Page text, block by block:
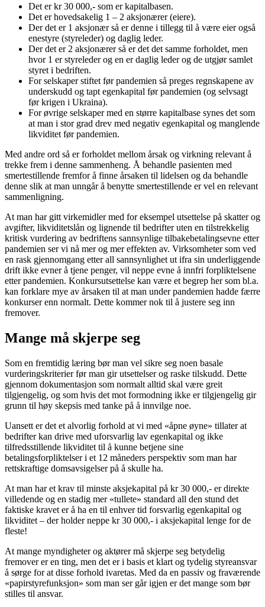
Det er kr 30 000,- som er kapitalbasen.
Det er hovedsakelig 1 – 2 aksjonærer (eiere).
Der det er 1 aksjonær så er denne i tillegg til å være eier også
enestyre (styreleder) og daglig leder.
Der det er 2 aksjonærer så er det det samme forholdet, men
hvor 1 er styreleder og en er daglig leder og de utgjør samlet
styret i bedriften.
For selskaper stiftet før pandemien så preges regnskapene av
underskudd og tapt egenkapital før pandemien (og selvsagt
før krigen i Ukraina).
For øvrige selskaper med en større kapitalbase synes det som
at man i stor grad drev med negativ egenkapital og manglende
likviditet før pandemien.
Med andre ord så er forholdet mellom årsak og virkning relevant å
trekke frem i denne sammenheng. Å behandle pasienten med
smertestillende fremfor å finne årsaken til lidelsen og da behandle
denne slik at man unngår å benytte smertestillende er vel en relevant
sammenligning.
At man har gitt virkemidler med for eksempel utsettelse på skatter og
avgifter, likviditetslån og lignende til bedrifter uten en tilstrekkelig
kritisk vurdering av bedriftens sannsynlige tilbakebetalingsevne etter
pandemien ser vi nå mer og mer effekten av. Virksomheter som ved
en rask gjennomgang etter all sannsynlighet ut ifra sin underliggende
drift ikke evner å tjene penger, vil neppe evne å innfri forpliktelsene
etter pandemien. Konkursutsettelse kan være et begrep her som bl.a.
kan forklare mye av årsaken til at man under pandemien hadde færre
konkurser enn normalt. Dette kommer nok til å justere seg inn
fremover.
Mange må skjerpe seg
Som en fremtidig læring bør man vel sikre seg noen basale
vurderingskriterier før man gir utsettelser og raske tilskudd. Dette
gjennom dokumentasjon som normalt alltid skal være greit
tilgjengelig, og som hvis det mot formodning ikke er tilgjengelig gir
grunn til høy skepsis med tanke på å innvilge noe.
Uansett er det et alvorlig forhold at vi med «åpne øyne» tillater at
bedrifter kan drive med uforsvarlig lav egenkapital og ikke
tilfredsstillende likviditet til å kunne betjene sine
betalingsforpliktelser i et 12 måneders perspektiv som man har
rettskraftige domsavsigelser på å skulle ha.
At man har et krav til minste aksjekapital på kr 30 000,- er direkte
villedende og en stadig mer «tullete» standard all den stund det
faktiske kravet er å ha en til enhver tid forsvarlig egenkapital og
likviditet – der holder neppe kr 30 000,- i aksjekapital lenge for de
fleste!
At mange myndigheter og aktører må skjerpe seg betydelig
fremover er en ting, men det er i basis et klart og tydelig styreansvar
å sørge for at disse forhold ivaretas. Med da en passiv og fraværende
«papirstyrefunksjon» som man ser går igjen er det mange som bør
stilles til ansvar.